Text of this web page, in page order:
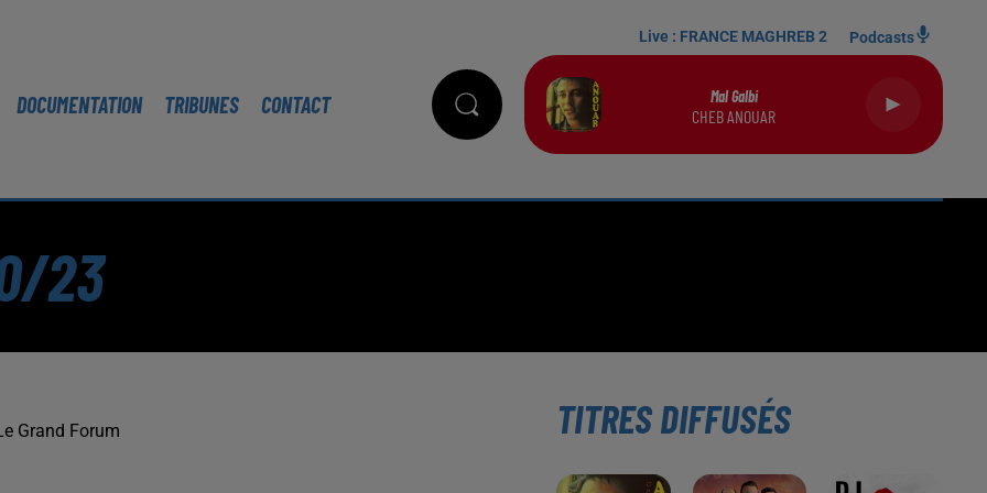
DOCUMENTATION TRIBUNES CONTACT
Live : FRANCE MAGHREB 2 Podcasts
Mal Galbi
CHEB ANOUAR
23
Grand Forum TITRES DIFFUSÉS